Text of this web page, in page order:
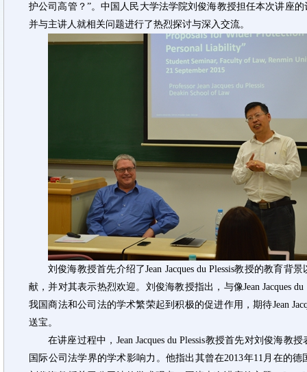
护公司高管？”。中国人民大学法学院刘俊海教授担任本次讲座
并与主讲人就相关问题进行了热烈探讨与深入交流。
刘俊海教授首先介绍了Jean Jacques du Plessis教授的教育背
献，并对其表示热烈欢迎。刘俊海教授指出，与像Jean Jacques
我国商法和公司法的学术繁荣起到积极的促进作用，期待Jean
送宝。
在讲座过程中，Jean Jacques du Plessis教授首先对刘俊海教
国际公司法学界的学术影响力。他指出其曾在2013年11月在的